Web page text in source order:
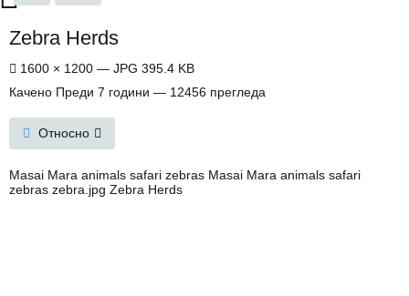
Zebra Herds
1600 × 1200 — JPG 395.4 KB
Качено Преди 7 години — 12456 прегледа
Относно
Masai Mara animals safari zebras Masai Mara animals safari
zebras zebra.jpg Zebra Herds